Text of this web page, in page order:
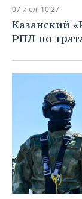
НЕФТЕХИМИЯ
НЕФТЬ
ОПК
ЭНЕРГЕТИКА
РОЗНИЧНАЯ
НОВОСТИ
БИЗНЕС-
ONLINE-
ОТКРЫТАЯ
ФУТБОЛ
ХОККЕЙ
БАСКЕТБОЛ
ВОЛЕЙБОЛ
НОВОСТИ
ВЛАСТЬ
ИСТОРИЯ
ФОТОГАЛЕРЕЯ
СЮЖЕТЫ
СПРАВОЧНИК
СПИСОК
ПОЛНАЯ
07 июл, 10:27
Казанский
РПЛ по